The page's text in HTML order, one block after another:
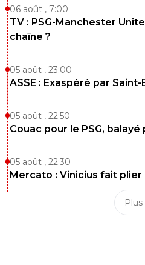
06 août , 7:00
TV : PSG-Manchester
chaîne ?
05 août , 23:00
ASSE : Exaspéré par
05 août , 22:50
Couac pour le PSG,
05 août , 22:30
Mercato : Vinicius fait plier